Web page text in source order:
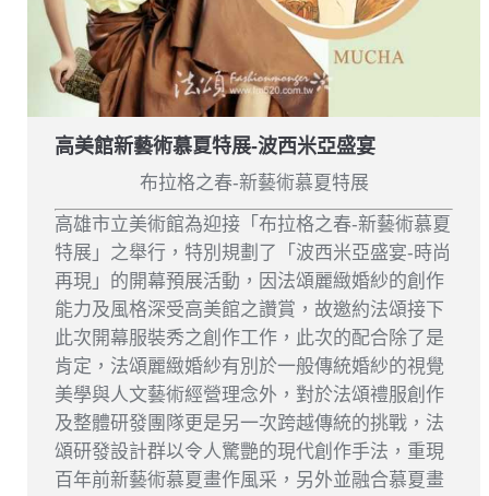
高美館新藝術慕夏特展-波西米亞盛宴
布拉格之春-新藝術慕夏特展
高雄市立美術館為迎接「布拉格之春-新藝術慕夏
特展」之舉行，特別規劃了「波西米亞盛宴-時尚
再現」的開幕預展活動，因法頌麗緻婚紗的創作
能力及風格深受高美館之讚賞，故邀約法頌接下
此次開幕服裝秀之創作工作，此次的配合除了是
肯定，法頌麗緻婚紗有別於一般傳統婚紗的視覺
美學與人文藝術經營理念外，對於法頌禮服創作
及整體研發團隊更是另一次跨越傳統的挑戰，法
頌研發設計群以令人驚艷的現代創作手法，重現
百年前新藝術慕夏畫作風采，另外並融合慕夏畫